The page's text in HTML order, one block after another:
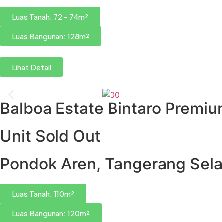
Luas Tanah: 72 - 74m²
Luas Bangunan: 128m²
Lihat Detail
Balboa Estate Bintaro
Unit Sold Out
Pondok Aren, Tangerang
Luas Tanah: 110m²
Luas Bangunan: 120m²